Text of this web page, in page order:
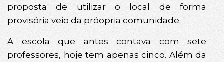
proposta de utilizar o local de forma
provisória veio da próopria comunidade.
A escola que antes contava com sete
professores, hoje tem apenas cinco. Além da